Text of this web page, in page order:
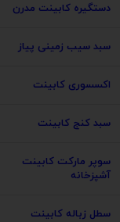
دستگیره کابینت مدرن
سبد سیب زمینی پیاز
اکسسوری کابینت
سبد کنج کابینت
سوپر مارکت کابینت
آشپزخانه
سطل زباله کابینت